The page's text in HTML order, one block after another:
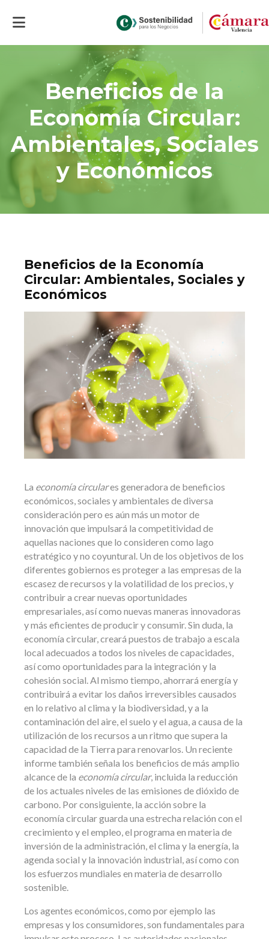
Beneficios de la Economía Circular: Ambientales,
Sociales y Económicos
Beneficios de la
Economía Circular:
Ambientales, Sociales
y Económicos
Beneficios de la Economía
Circular: Ambientales, Sociales y
Económicos
La economía circulares generadora de beneficios
económicos, sociales y ambientales de diversa
consideración pero es aún más un motor de
innovación que impulsará la competitividad de
aquellas naciones que lo consideren como lago
estratégico y no coyuntural. Un de los objetivos de los
diferentes gobiernos es proteger a las empresas de la
escasez de recursos y la volatilidad de los precios, y
contribuir a crear nuevas oportunidades
empresariales, así como nuevas maneras innovadoras
y más eficientes de producir y consumir. Sin duda, la
economía circular, creará puestos de trabajo a escala
local adecuados a todos los niveles de capacidades,
así como oportunidades para la integración y la
cohesión social. Al mismo tiempo, ahorrará energía y
contribuirá a evitar los daños irreversibles causados
en lo relativo al clima y la biodiversidad, y a la
contaminación del aire, el suelo y el agua, a causa de la
utilización de los recursos a un ritmo que supera la
capacidad de la Tierra para renovarlos. Un reciente
informe también señala los beneficios de más amplio
alcance de la economía circular, incluida la reducción
de los actuales niveles de las emisiones de dióxido de
carbono. Por consiguiente, la acción sobre la
economía circular guarda una estrecha relación con el
crecimiento y el empleo, el programa en materia de
inversión de la administración, el clima y la energía, la
agenda social y la innovación industrial, así como con
los esfuerzos mundiales en materia de desarrollo
sostenible.
Los agentes económicos, como por ejemplo las
empresas y los consumidores, son fundamentales para